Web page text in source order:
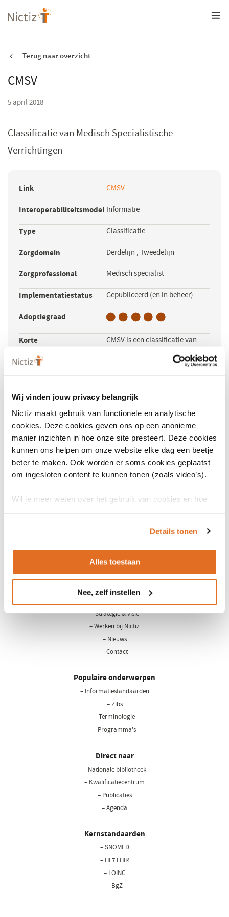
Wij vinden jouw privacy belangrijk
Nictiz maakt gebruik van functionele en analytische
cookies. Deze cookies geven ons op een anonieme
manier inzichten in hoe onze site presteert. Deze cookies
kunnen ons helpen om onze website elke dag een beetje
beter te maken. Ook worden er soms cookies geplaatst
om ingesloten content te kunnen tonen (zoals video’s).
Wil je meer weten over het gebruik van cookies en hoe
Details tonen
Alles toestaan
Nee, zelf instellen
Overslaan
en
gaanTerug naar overzicht
CMSV
5 april 2018
Classificatie van Medisch Specialistische
Verrichtingen
Link CMSV
in
een
nieuw
Interoperabiliteitsmodel Informatie
Type Classificatie
Zorgdomein Derdelijn ,Tweedelijn
Zorgprofessional Medisch specialist
Implementatiestatus Gepubliceerd (en in beheer)
Adoptiegraad
Korte
beschrijving
CMSV is een classificatie van
medisch specialistische
verrichtingen. Deze classificatie
Browser CMSV(opent
in
een
nieuw
venster)
Licentie nodig Nee
Jaar van uitgave 1989
LinkedInYoutube
– Strategie & visie
– Werken bij Nictiz
– Nieuws
– Contact
Populaire onderwerpen
– Informatiestandaarden
– Zibs
– Terminologie
– Programma's
Direct naar
– Nationale bibliotheek(opent
– Kwalificatiecentrum
– Publicaties
– Agenda
Kernstandaarden
– SNOMED
– HL7 FHIR
– LOINC
– BgZ